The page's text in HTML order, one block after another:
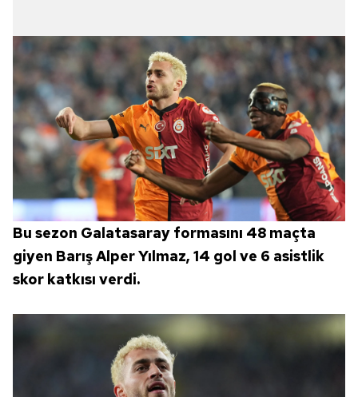
Bu sezon Galatasaray formasını 48 maçta
giyen Barış Alper Yılmaz, 14 gol ve 6 asistlik
skor katkısı verdi.